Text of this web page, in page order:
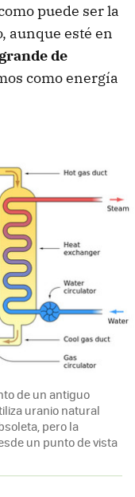
puede ser la
aunque esté en
de
como energía
de un antiguo
uranio natural
pero la
un punto de vista